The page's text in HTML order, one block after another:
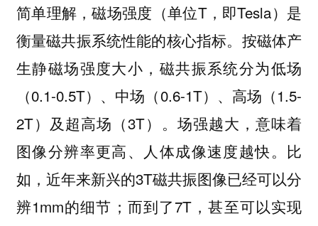
简单理解，磁场强度（单位T，即Tesla）是
衡量磁共振系统性能的核心指标。按磁体产
生静磁场强度大小，磁共振系统分为低场
（0.1-0.5T）、中场（0.6-1T）、高场（1.5-
2T）及超高场（3T）。场强越大，意味着
图像分辨率更高、人体成像速度越快。比
如，近年来新兴的3T磁共振图像已经可以分
辨1mm的细节；而到了7T，甚至可以实现